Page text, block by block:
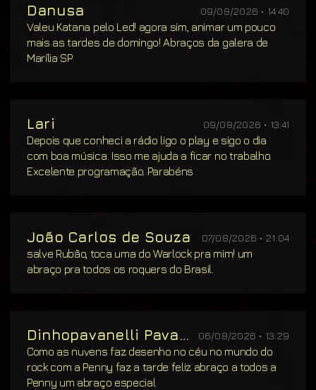
Danusa 09/08/2026 • 14:40
Valeu Katana pelo Led! agora sim, animar um pouco
mais as tardes de domingo! Abraços da galera de
Marília SP
Lari 09/08/2026 • 13:41
Depois que conheci a rádio ligo o play e sigo o dia
com boa música. Isso me ajuda a ficar no trabalho.
Excelente programação. Parabéns
João Carlos de Souza 07/08/2026 • 21:04
salve Rubão, toca uma do Warlock pra mim! um
abraço pra todos os roquers do Brasil.
Dinhopavanelli Pavanelli 06/08/2026 • 13:29
Como as nuvens faz desenho no céu no mundo do
rock com a Penny faz a tarde feliz abraço a todos a
Penny um abraço especial